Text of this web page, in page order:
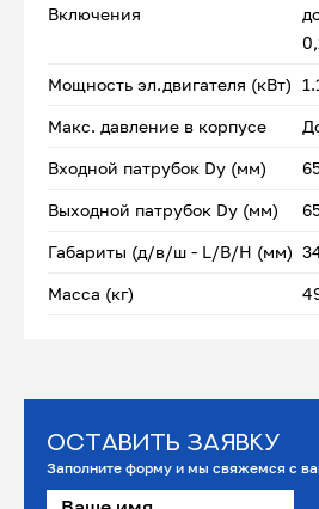
Включения
Мощность эл.двигателя (кВт)
Макс. давление в корпусе
Входной патрубок Dу (мм)
Выходной патрубок Dу (мм)
Габариты (д/в/ш - L/B/H (мм)
Масса (кг)
Оставить заявку
Заполните форму и мы свяжемся с